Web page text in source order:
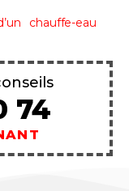
chauffe-eau
74